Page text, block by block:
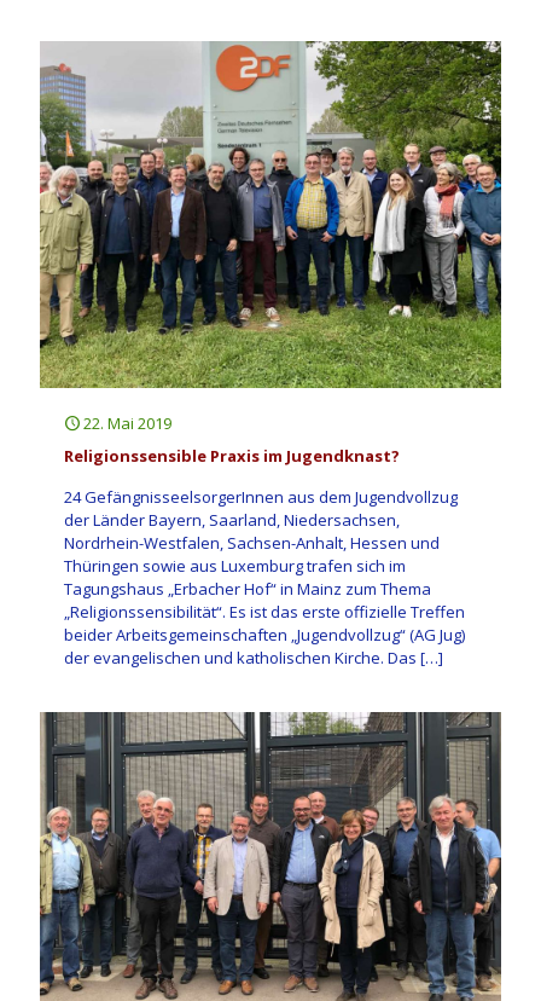
22. Mai 2019
Religionssensible Praxis im Jugendknast?
24 GefängnisseelsorgerInnen aus dem Jugendvollzug
der Länder Bayern, Saarland, Niedersachsen,
Nordrhein-Westfalen, Sachsen-Anhalt, Hessen und
Thüringen sowie aus Luxemburg trafen sich im
Tagungshaus „Erbacher Hof“ in Mainz zum Thema
„Religionssensibilität“. Es ist das erste offizielle Treffen
beider Arbeitsgemeinschaften „Jugendvollzug“ (AG Jug)
der evangelischen und katholischen Kirche. Das […]